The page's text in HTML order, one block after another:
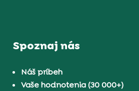
Spoznaj nás
Náš príbeh
Vaše hodnotenia (30 000+)